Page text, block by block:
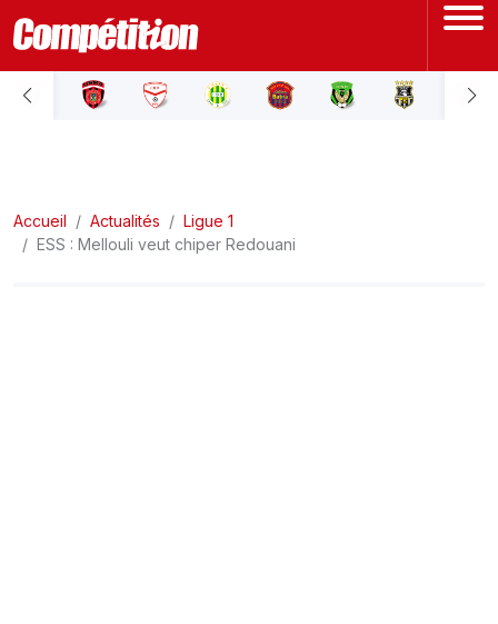
ACCUEIL
LIGUE 2
Accueil Actualités
Ligue 1
ESS : Mellouli veut chiper Redouani